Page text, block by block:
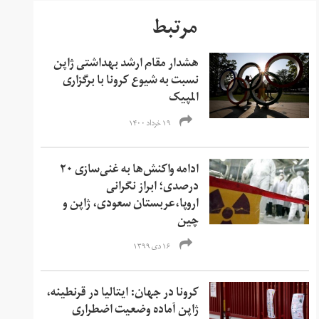
مرتبط
هشدار مقام ارشد بهداشتی ژاپن
نسبت به شیوع کرونا با برگزاری
المپیک
۱۹ خرداد ۱۴۰۰
ادامه واکنش‌ها به غنی‌سازی ۲۰
درصدی؛ ابراز نگرانی
اروپا،عربستان سعودی، ژاپن و
چین
۱۶ دی ۱۳۹۹
کرونا در جهان: ایتالیا در قرنطینه،
ژاپن آماده وضعیت اضطراری